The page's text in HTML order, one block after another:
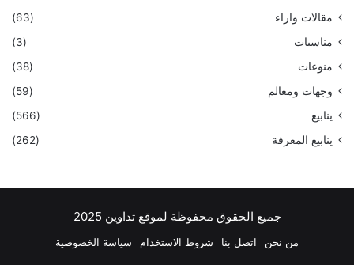
مقالات واراء
(63)
مناسبات
(3)
منوعات
(38)
وجهات ومعالم
(59)
ينابيع
(566)
ينابيع المعرفة
(262)
جميع الحقوق محفوظة لموقع تداوين 2025
من نحن اتصل بنا شروط الاستخدام سياسة الخصوصية